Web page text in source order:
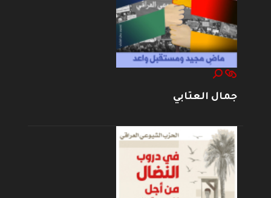
جمال العتابي